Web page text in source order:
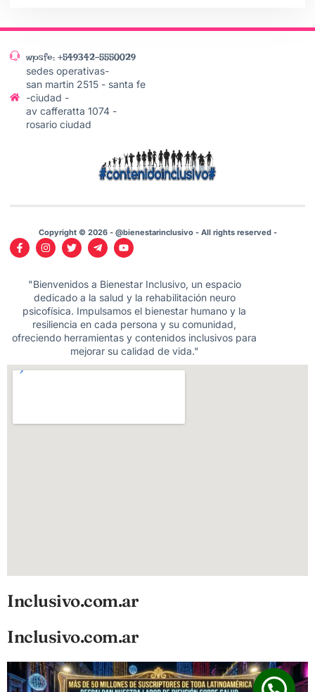
wpsfe: +549342-5550029
sedes operativas-
san martin 2515 - santa fe
-ciudad -
av cafferatta 1074 -
rosario ciudad
Copyright © 2026 - @bienestarinclusivo - All rights reserved -
"Bienvenidos a Bienestar Inclusivo, un espacio
dedicado a la salud y la rehabilitación neuro
psicofísica. Impulsamos el bienestar humano y la
resiliencia en cada persona y su comunidad,
ofreciendo herramientas y contenidos inclusivos para
mejorar su calidad de vida."
Inclusivo.com.ar
Inclusivo.com.ar